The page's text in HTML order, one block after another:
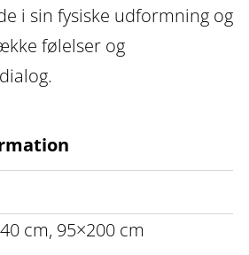
i sin fysiske udformning og
følelser og
cm, 95×200 cm